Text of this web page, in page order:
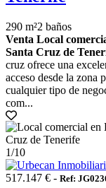
290 m²2 baños
Venta Local
Santa Cruz de
cruz ofrece una
acceso desde la zona
cualquier tipo de
com...
1/10
517.147 € - Ref: